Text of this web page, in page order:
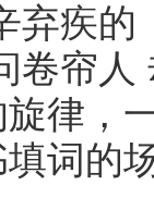
弃疾
卷帘
律，
填词